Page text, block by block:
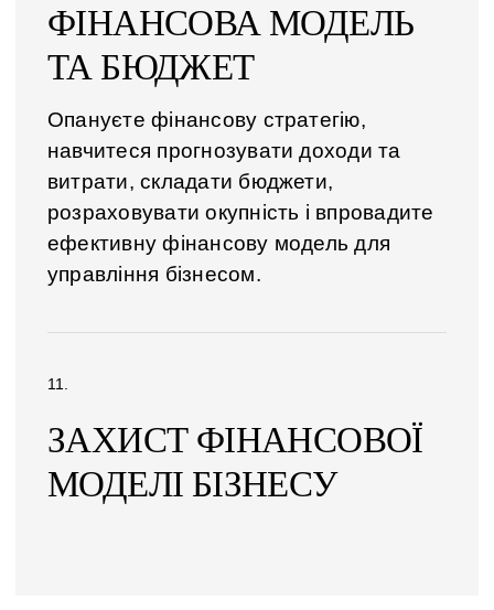
ФІНАНСОВА МОДЕЛЬ
ТА БЮДЖЕТ
Опануєте фінансову стратегію,
навчитеся прогнозувати доходи та
витрати, складати бюджети,
розраховувати окупність і впровадите
ефективну фінансову модель для
управління бізнесом.
ЗАХИСТ ФІНАНСОВОЇ
МОДЕЛІ БІЗНЕСУ